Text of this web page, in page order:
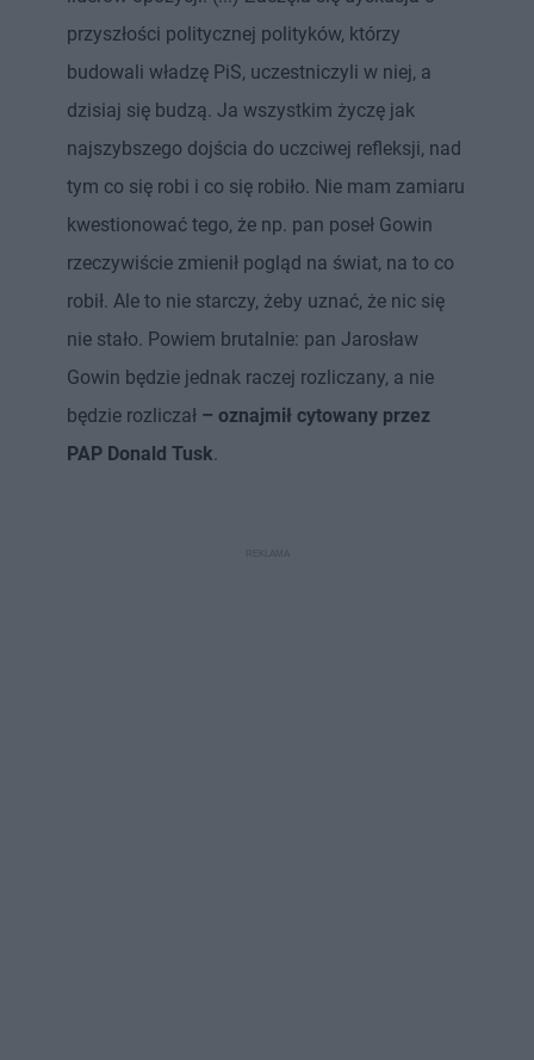
przyszłości politycznej polityków, którzy
budowali władzę PiS, uczestniczyli w niej, a
dzisiaj się budzą. Ja wszystkim życzę jak
najszybszego dojścia do uczciwej refleksji, nad
tym co się robi i co się robiło. Nie mam zamiaru
kwestionować tego, że np. pan poseł Gowin
rzeczywiście zmienił pogląd na świat, na to co
robił. Ale to nie starczy, żeby uznać, że nic się
nie stało. Powiem brutalnie: pan Jarosław
Gowin będzie jednak raczej rozliczany, a nie
będzie rozliczał – oznajmił cytowany przez
PAP Donald Tusk.